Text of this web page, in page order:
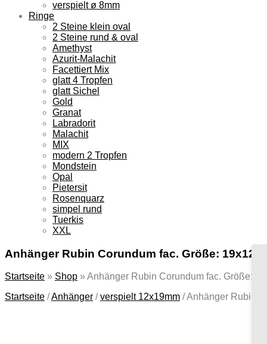
verspielt ø 8mm
Ringe
2 Steine klein oval
2 Steine rund & oval
Amethyst
Azurit-Malachit
Facettiert Mix
glatt 4 Tropfen
glatt Sichel
Gold
Granat
Labradorit
Malachit
MIX
modern 2 Tropfen
Mondstein
Opal
Pietersit
Rosenquarz
simpel rund
Tuerkis
XXL
Anhänger Rubin Corundum fac. Größe:
Startseite » Shop »Anhänger Rubin Corundum fac. Größe:
Startseite /Anhänger /verspielt 12x19mm /Anhänger Rubin